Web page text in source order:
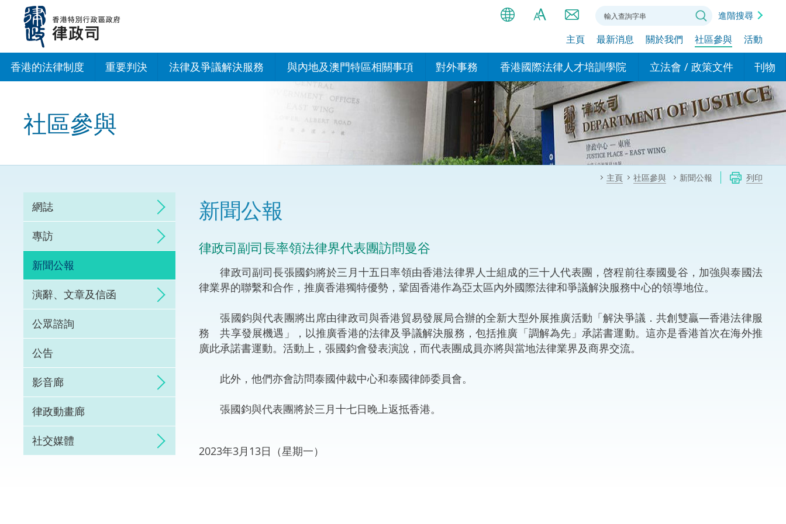
內
简
EN
Bahasa Indonesia (印尼語)
हिन्दी (印度語)
नेपाली (尼泊爾語)
Tiếng Việt (越南語)
A
A
進階搜尋
主頁 最新消息 關於我們 社區參與 活動
香港的法律制度 重要判決 法律及爭議解決服務
訴訟
網上爭議解決及法律科技
體育爭議解決先導計劃
能力建設
法律樞紐
促成交易和爭議解決服務中心
與內地及澳門特區相關事項
與內地的安排
香港與內地相互認可和執行民
商事案件判決的安排
關於建立更緊密經貿關係的安
與澳門特區的安排
“一帶一路”建設
對外事務
國際政府機構在香港設立辦事
處或運作
多邊協定
其他協定
香港國際法律人才培訓學院
我們的學院
我們的專家委員會
我們的辦公室
我們的培訓課程和能力建設項
立法會 / 政策文件
現行政策措施
政策文件
特別財務委員會
刊物
基本
民事
法律
刑事
社區參與
主頁 社區參與 新聞公報 列印
網誌
專訪
新聞公報
演辭、文章及信函
公眾諮詢
公告
影音廊
律政動畫廊
社交媒體
新聞公報
律政司副司長率領法律界代表團訪問曼谷
律政司副司長張國鈞將於三月十五日率領由香港法律界人士組成的三十人代表團，啓程前往泰國曼谷，加強與泰國法
律業界的聯繫和合作，推廣香港獨特優勢，鞏固香港作為亞太區內外國際法律和爭議解決服務中心的領導地位。
張國鈞與代表團將出席由律政司與香港貿易發展局合辦的全新大型外展推廣活動「解決爭議．共創雙贏—香港法律服
務 共享發展機遇」，以推廣香港的法律及爭議解決服務，包括推廣「調解為先」承諾書運動。這亦是香港首次在海外推
廣此承諾書運動。活動上，張國鈞會發表演說，而代表團成員亦將與當地法律業界及商界交流。
此外，他們亦會訪問泰國仲裁中心和泰國律師委員會。
張國鈞與代表團將於三月十七日晚上返抵香港。
2023年3月13日（星期一）